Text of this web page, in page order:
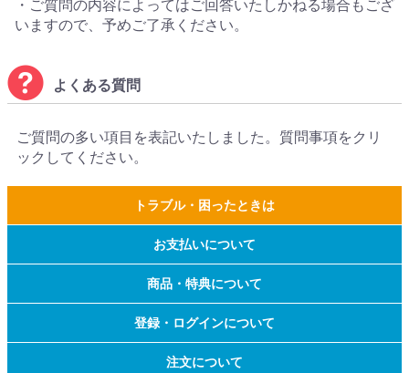
・ご質問の内容によってはご回答いたしかねる場合もござ
いますので、予めご了承ください。
よくある質問
ご質問の多い項目を表記いたしました。質問事項をクリ
ックしてください。
トラブル・困ったときは
お支払いについて
商品・特典について
登録・ログインについて
注文について